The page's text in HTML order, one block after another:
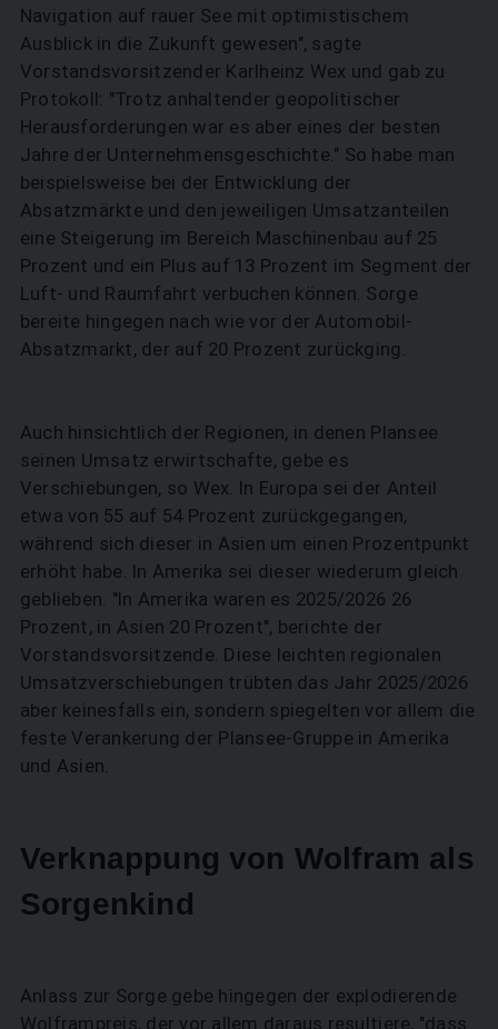
Navigation auf rauer See mit optimistischem
Ausblick in die Zukunft gewesen", sagte
Vorstandsvorsitzender Karlheinz Wex und gab zu
Protokoll: "Trotz anhaltender geopolitischer
Herausforderungen war es aber eines der besten
Jahre der Unternehmensgeschichte." So habe man
beispielsweise bei der Entwicklung der
Absatzmärkte und den jeweiligen Umsatzanteilen
eine Steigerung im Bereich Maschinenbau auf 25
Prozent und ein Plus auf 13 Prozent im Segment der
Luft- und Raumfahrt verbuchen können. Sorge
bereite hingegen nach wie vor der Automobil-
Absatzmarkt, der auf 20 Prozent zurückging.
Auch hinsichtlich der Regionen, in denen Plansee
seinen Umsatz erwirtschafte, gebe es
Verschiebungen, so Wex. In Europa sei der Anteil
etwa von 55 auf 54 Prozent zurückgegangen,
während sich dieser in Asien um einen Prozentpunkt
erhöht habe. In Amerika sei dieser wiederum gleich
geblieben. "In Amerika waren es 2025/2026 26
Prozent, in Asien 20 Prozent", berichte der
Vorstandsvorsitzende. Diese leichten regionalen
Umsatzverschiebungen trübten das Jahr 2025/2026
aber keinesfalls ein, sondern spiegelten vor allem die
feste Verankerung der Plansee-Gruppe in Amerika
und Asien.
Verknappung von Wolfram als
Sorgenkind
Anlass zur Sorge gebe hingegen der explodierende
Wolframpreis, der vor allem daraus resultiere, "dass